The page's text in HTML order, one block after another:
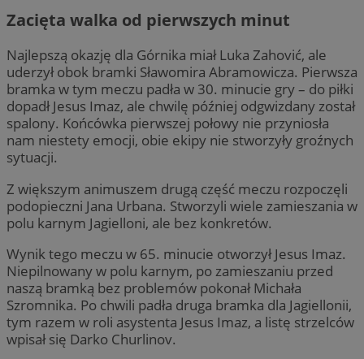
Zacięta walka od pierwszych minut
Najlepszą okazję dla Górnika miał Luka Zahović, ale
uderzył obok bramki Sławomira Abramowicza. Pierwsza
bramka w tym meczu padła w 30. minucie gry – do piłki
dopadł Jesus Imaz, ale chwilę później odgwizdany został
spalony. Końcówka pierwszej połowy nie przyniosła
nam niestety emocji, obie ekipy nie stworzyły groźnych
sytuacji.
Z większym animuszem drugą część meczu rozpoczęli
podopieczni Jana Urbana. Stworzyli wiele zamieszania w
polu karnym Jagielloni, ale bez konkretów.
Wynik tego meczu w 65. minucie otworzył Jesus Imaz.
Niepilnowany w polu karnym, po zamieszaniu przed
naszą bramką bez problemów pokonał Michała
Szromnika. Po chwili padła druga bramka dla Jagiellonii,
tym razem w roli asystenta Jesus Imaz, a listę strzelców
wpisał się Darko Churlinov.